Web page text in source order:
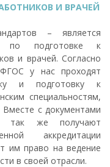
И ВРАЧЕЙ
– является
по подготовке к
и врачей. Согласно
у нас проходят
и подготовку к
специальностям,
с документами
так же получают
аккредитации
им право на ведение
в своей отрасли.